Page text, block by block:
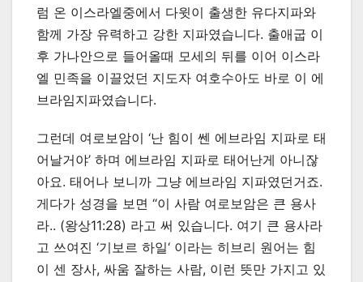
럼 온 이스라엘중에서 다윗이 출생한 유다지파와
함께 가장 유력하고 강한 지파였습니다. 출애굽 이
후 가나안으로 들어올때 모세의 뒤를 이어 이스라
엘 민족을 이끌었던 지도자 여호수아도 바로 이 에
브라임지파였습니다.
그런데 여로보암이 ‘난 힘이 쎈 에브라임 지파로 태
어날거야’ 하며 에브라임 지파로 태어난게 아니잖
아요. 태어나 보니까 그냥 에브라임 지파였던거죠.
게다가 성경을 보면 “이 사람 여로보암은 큰 용사
라.. (왕상11:28) 라고 써 있습니다. 여기 큰 용사라
고 쓰여진 ‘기보르 하일‘ 이라는 히브리 원어는 힘
이 센 장사, 싸움 잘하는 사람, 이런 뜻만 가지고 있